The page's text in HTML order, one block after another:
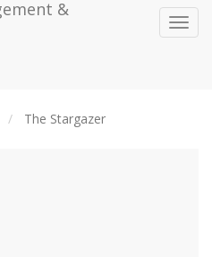
The Stargazer